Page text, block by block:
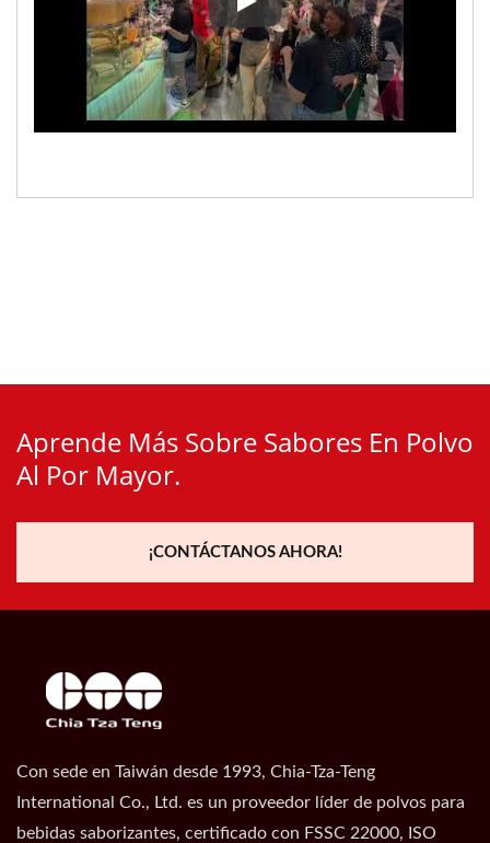
¡Nuestro equipo está **listo y
Aprende Más Sobre Sabores En Polvo
Al Por Mayor.
¡CONTÁCTANOS AHORA!
Con sede en Taiwán desde 1993, Chia-Tza-Teng
International Co., Ltd. es un proveedor líder de polvos para
bebidas saborizantes, certificado con FSSC 22000, ISO